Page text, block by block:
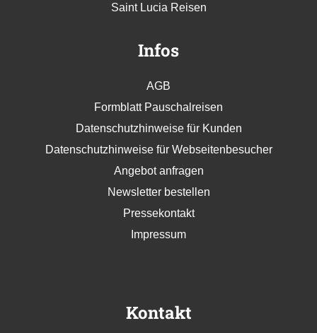
Saint Lucia Reisen
Infos
AGB
Formblatt Pauschalreisen
Datenschutzhinweise für Kunden
Datenschutzhinweise für Webseitenbesucher
Angebot anfragen
Newsletter bestellen
Pressekontakt
Impressum
Kontakt